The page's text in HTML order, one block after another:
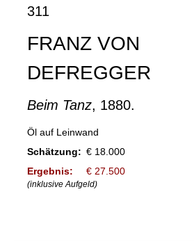
311
FRANZ VON
DEFREGGER
Beim Tanz, 1880.
Öl auf Leinwand
Schätzung: € 18.000
Ergebnis:
€ 27.500
(inklusive Aufgeld)